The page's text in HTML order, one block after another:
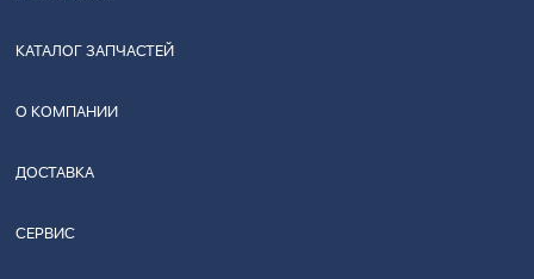
КАТАЛОГ ЗАПЧАСТЕЙ
О КОМПАНИИ
ДОСТАВКА
СЕРВИС